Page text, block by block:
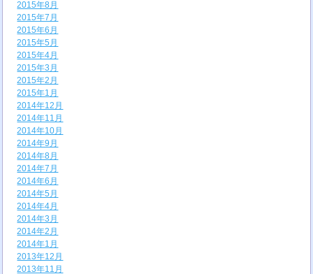
2015年8月
2015年7月
2015年6月
2015年5月
2015年4月
2015年3月
2015年2月
2015年1月
2014年12月
2014年11月
2014年10月
2014年9月
2014年8月
2014年7月
2014年6月
2014年5月
2014年4月
2014年3月
2014年2月
2014年1月
2013年12月
2013年11月